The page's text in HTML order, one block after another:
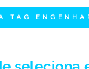
TAG